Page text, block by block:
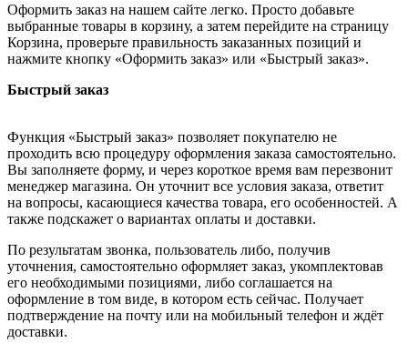
Оформить заказ на нашем сайте легко. Просто добавьте
выбранные товары в корзину, а затем перейдите на страницу
Корзина, проверьте правильность заказанных позиций и
нажмите кнопку «Оформить заказ» или «Быстрый заказ».
Быстрый заказ
Функция «Быстрый заказ» позволяет покупателю не
проходить всю процедуру оформления заказа самостоятельно.
Вы заполняете форму, и через короткое время вам перезвонит
менеджер магазина. Он уточнит все условия заказа, ответит
на вопросы, касающиеся качества товара, его особенностей. А
также подскажет о вариантах оплаты и доставки.
По результатам звонка, пользователь либо, получив
уточнения, самостоятельно оформляет заказ, укомплектовав
его необходимыми позициями, либо соглашается на
оформление в том виде, в котором есть сейчас. Получает
подтверждение на почту или на мобильный телефон и ждёт
доставки.